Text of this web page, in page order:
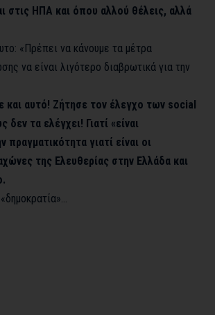
στις ΗΠΑ και όπου αλλού θέλεις, αλλά
«Πρέπει να κάνουμε τα μέτρα
να είναι λιγότερο διαβρωτικά για την
και αυτό! Ζήτησε τον έλεγχο των social
δεν τα ελέγχει! Γιατί «είναι
πραγματικότητα γιατί είναι οι
της Ελευθερίας στην Ελλάδα και